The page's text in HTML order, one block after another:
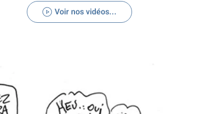
Voir nos vidéos...